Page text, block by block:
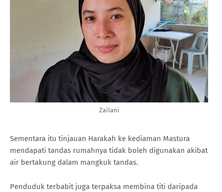
Zailani
Sementara itu tinjauan Harakah ke kediaman Mastura
mendapati tandas rumahnya tidak boleh digunakan akibat
air bertakung dalam mangkuk tandas.
Penduduk terbabit juga terpaksa membina titi daripada